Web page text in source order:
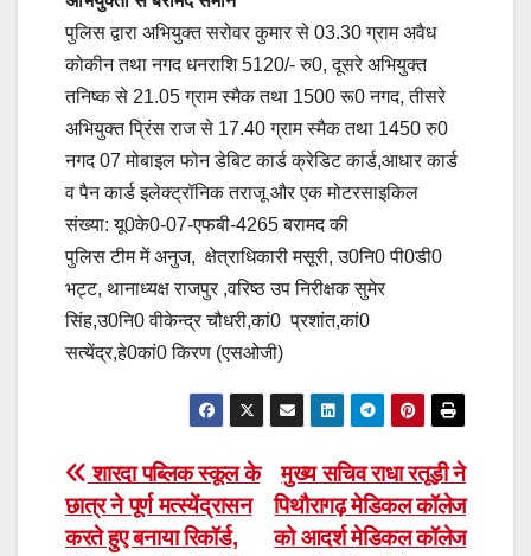
पुलिस द्वारा अभियुक्त सरोवर कुमार से 03.30 ग्राम अवैध
कोकीन तथा नगद धनराशि 5120/- रु0, दूसरे अभियुक्त
तनिष्क से 21.05 ग्राम स्मैक तथा 1500 रू0 नगद, तीसरे
अभियुक्त प्रिंस राज से 17.40 ग्राम स्मैक तथा 1450 रु0
नगद 07 मोबाइल फोन डेबिट कार्ड क्रेडिट कार्ड,आधार कार्ड
व पैन कार्ड इलेक्ट्रॉनिक तराजू और एक मोटरसाइकिल
संख्या: यू0के0-07-एफबी-4265 बरामद की
पुलिस टीम में अनुज, क्षेत्राधिकारी मसूरी, उ0नि0 पी0डी0
भट्ट, थानाध्यक्ष राजपुर ,वरिष्ठ उप निरीक्षक सुमेर
सिंह,उ0नि0 वीकेन्द्र चौधरी,कां0 प्रशांत,कां0
सत्येंद्र,हे0कां0 किरण (एसओजी)
Post
navigation
मुख्य सचिव राधा रतूड़ी ने
पिथौरागढ़ मेडिकल कॉलेज
को आदर्श मेडिकल कॉलेज
शारदा पब्लिक स्कूल के
छात्र ने पूर्ण मत्स्येंद्रासन
करते हुए बनाया रिकॉर्ड,